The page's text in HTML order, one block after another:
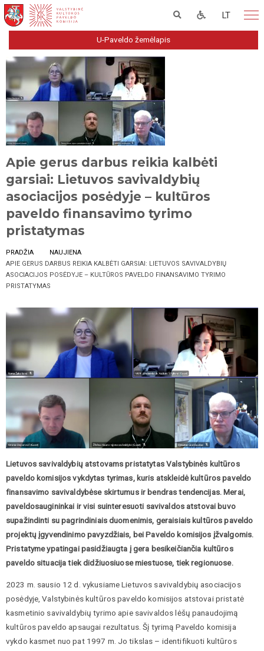
LT
U-Paveldo žemėlapis
Apie gerus darbus reikia kalbėti
garsiai: Lietuvos savivaldybių
asociacijos posėdyje – kultūros
paveldo finansavimo tyrimo
pristatymas
PRADŽIA
NAUJIENA
APIE GERUS DARBUS REIKIA KALBĖTI GARSIAI: LIETUVOS SAVIVALDYBIŲ
ASOCIACIJOS POSĖDYJE – KULTŪROS PAVELDO FINANSAVIMO TYRIMO
PRISTATYMAS
Lietuvos savivaldybių atstovams pristatytas Valstybinės kultūros
paveldo komisijos vykdytas tyrimas, kuris atskleidė kultūros paveldo
finansavimo savivaldybėse skirtumus ir bendras tendencijas. Merai,
paveldosaugininkai ir visi suinteresuoti savivaldos atstovai buvo
supažindinti su pagrindiniais duomenimis, geraisiais kultūros paveldo
projektų įgyvendinimo pavyzdžiais, bei Paveldo komisijos įžvalgomis.
Pristatyme ypatingai pasidžiaugta į gera besikeičiančia kultūros
paveldo situacija tiek didžiuosiuose miestuose, tiek regionuose.
2023 m. sausio 12 d. vykusiame Lietuvos savivaldybių asociacijos
posėdyje, Valstybinės kultūros paveldo komisijos atstovai pristatė
kasmetinio savivaldybių tyrimo apie savivaldos lėšų panaudojimą
kultūros paveldo apsaugai rezultatus. Šį tyrimą Paveldo komisija
vykdo kasmet nuo pat 1997 m. Jo tikslas – identifikuoti kultūros